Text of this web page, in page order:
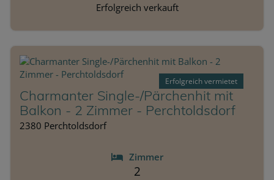
Erfolgreich verkauft
Erfolgreich vermietet
Charmanter Single-/Pärchenhit mit
Balkon - 2 Zimmer - Perchtoldsdorf
2380 Perchtoldsdorf
Zimmer
2